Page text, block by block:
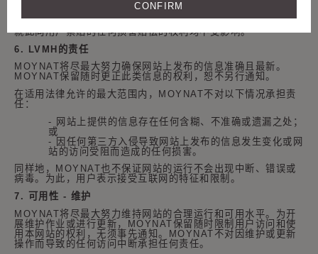
可随时以任何理由采取任何措施，停止可能违反本条
款及细则的用户使用网站，而无须事先通知，且MOYNAT保留
就此向用户索赔的任何损害赔偿的权利均不受影响。
6. LVMH 的责任
MOYNAT将尽最大努力确保网站上发布的信息准确且最新。
MOYNAT保留随时更正此类信息的权利，恕不另行通知。
在适用法律允许的最大范围内，
MOYNAT不对以下情况承担责
任：
- 网站上提供的信息存在任何含糊、不准确或遗漏之处；
或
- 因任何第三方入侵导致网站上发布的信息发生变化或网
站的访问受阻而造成的任何损害。
同样地，
MOYNAT也不保证网站的运行不会出现中断、错误或
病毒。为此，用户表示接受互联网的特征和限制。
7.
可用性 - 维护
MOYNAT将尽最大努力维持网站的合理运行和可用水平。为开
展维护作业或进行更新， MOYNAT保留随时限制用户访问和使
用本网站的权利，无须事先通知。 MOYNAT 不对因维护或更新
操作而导致的任何访问中断承担任何责任。
CONFIRM